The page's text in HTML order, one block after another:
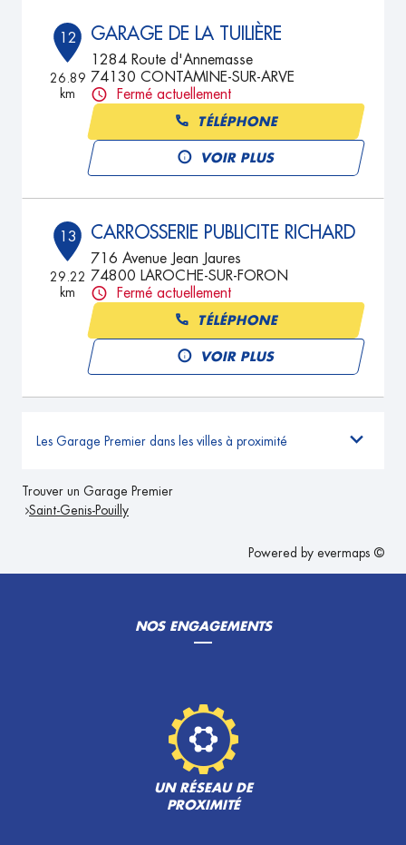
12
26.89
km
GARAGE DE LA TUILIÈRE
1284 Route d'Annemasse
74130 CONTAMINE-SUR-ARVE
Fermé actuellement
TÉLÉPHONE
VOIR PLUS
13
29.22
km
CARROSSERIE PUBLICITE RICHARD
716 Avenue Jean Jaures
74800 LAROCHE-SUR-FORON
Fermé actuellement
TÉLÉPHONE
VOIR PLUS
Les Garage Premier dans les villes à proximité
Trouver un Garage Premier
Saint-Genis-Pouilly
Powered by evermaps ©
NOS ENGAGEMENTS
UN RÉSEAU DE
PROXIMITÉ